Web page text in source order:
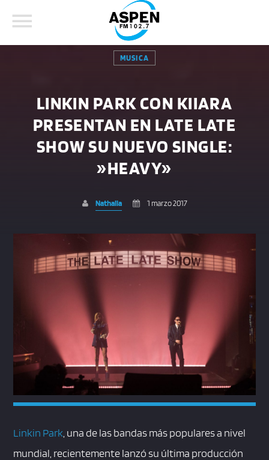
BUSCAR EN EL SITIO:
COMPARTE ESTA PÁGINA EN:
Whatsapp
MUSICA
LINKIN PARK CON KIIARA
PRESENTAN EN LATE LATE
SHOW SU NUEVO SINGLE:
»HEAVY»
Nathalia 1 marzo 2017
Linkin Park , una de las bandas más populares a nivel
mundial, recientemente lanzó su última producción